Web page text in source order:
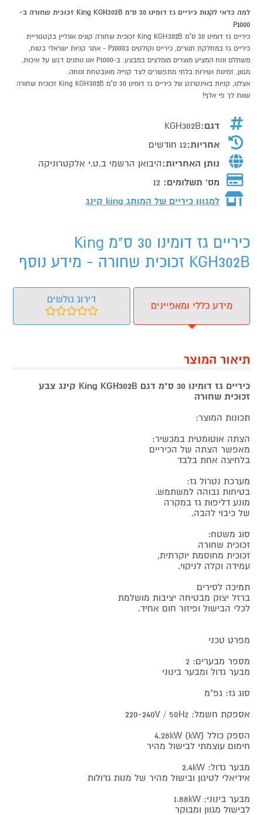
למה כדאי לקנות כיריים גז דומינו 30 ס"מ King KGH302B זכוכית שחורה ב-
P1000
כיריים גז דומינו 30 ס"מ King KGH302B זכוכית שחורה קונים אונליין בקטגוריית
כיריים גז במחלקת תנורים, כיריים וקולטים בP1000 - אתר קניות ישראלי בטוח,
משתלם ונוח המציע מוצרים מומלצים במבצע. ב-P1000 אנו נותנים דגש על איכות,
מגוון, זמינות ושירות בלתי מתפשרים לצד קנייה מאובטחת ונוחה.
אצלנו, קניות באינטרנט של כיריים גז דומינו 30 ס"מ King KGH302B זכוכית שחורה
שוות לך פי אלף!
דגם:KGH302B
אחריות:12 חודשים
נותן האחריות:היבואן הרשמי ב.ט.י אלקטרוניקה
מס' תשלומים: 12
למגוון כיריים של המותג king קינג
כיריים גז דומינו 30 ס"מ King
KGH302B זכוכית שחורה - מידע נוסף
מידע כללי ומאפיינים
דירוג גולשים
תיאור המוצר
כיריים גז דומינו 30 ס"מ דגם King KGH302B קינג צבע
זכוכית שחורה
תכונות המוצר:
הצתה אוטומטית במכשיר:
מאפשר הצתה של הכיריים
בלחיצה אחת בלבד
מערכת נטרול גז:
בטיחות גבוהה למשתמש.
מונע דליפות גז במקרה
של כיבוי להבה.
סוג משטח:
זכוכית שחורה
זכוכית מחוסמת יוקרתית,
עמידה וקלה לניקוי.
תמיכה לסירים
ברזל יצוק מבטיחה יציבות מושלמת
לכלי הבישול ופיזור חום אחיד.
מפרט טכני
מספר מבערים: 2
מבער גדול ומבער בינוני
סוג גז: גפ"מ
אספקת חשמל: 220-240V / 50Hz
הספק כולל 4.28kW (kW)
חימום עוצמתי לבישול מהיר
מבער גדול: 2.4kW
אידיאלי לטיגון ובישול מהיר של מנות גדולות
מבער בינוני: 1.88kW
לבישול מגוון ומבוקר